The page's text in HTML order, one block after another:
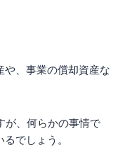
や、事業の償却資産な
が、何らかの事情で
でしょう。